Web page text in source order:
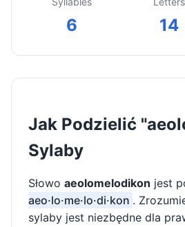
6 14
Jak Podzielić
Sylaby
Słowo aeolomelodikon jest
aeo·lo·me·lo·di·kon .
sylaby jest niezbędne dla